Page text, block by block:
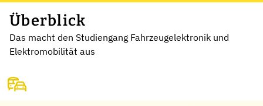
Überblick
Das macht den Studiengang Fahrzeugelektronik und
Elektromobilität aus